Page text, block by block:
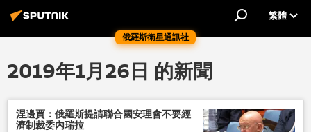
俄羅斯衛星通訊社
繁體
2019年1月26日 的新聞
涅邊賈：俄羅斯提請聯合國安理會不要經
濟制裁委內瑞拉